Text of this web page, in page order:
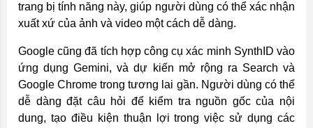
trang bị tính năng này, giúp người dùng có thể xác nhận
xuất xứ của ảnh và video một cách dễ dàng.
Google cũng đã tích hợp công cụ xác minh SynthID vào
ứng dụng Gemini, và dự kiến mở rộng ra Search và
Google Chrome trong tương lai gần. Người dùng có thể
dễ dàng đặt câu hỏi để kiểm tra nguồn gốc của nội
dung, tạo điều kiện thuận lợi trong việc sử dụng các